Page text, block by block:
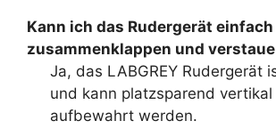
Kann ich das Rudergerät einfach
zusammenklappen und
Ja, das LABGREY Rudergerät
und kann platzsparend vertikal
aufbewahrt werden.